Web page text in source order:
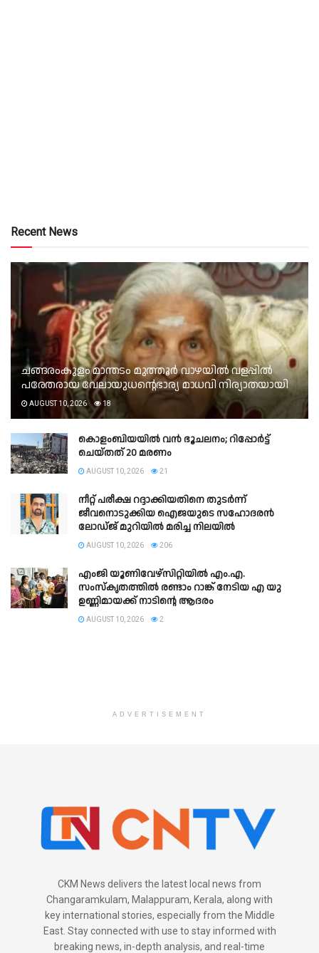
Recent News
ചങ്ങരംകുളം മാന്തടം മുത്തൂർ വാഴയിൽ വളപ്പിൽ
പരേതരായ വേലായുധന്റെഭാര്യ മാധവി നിര്യാതയായി
AUGUST 10, 2026 18
കൊളംബിയയിൽ വൻ ഭൂചലനം; റിപ്പോര്‍ട്ട്
ചെയ്തത് 20 മരണം
AUGUST 10, 2026 21
നീറ്റ് പരീക്ഷ റദ്ദാക്കിയതിനെ തുടർന്ന്
ജീവനൊടുക്കിയ ഐജയുടെ സഹോദരൻ
ലോഡ്‌ജ് മുറിയിൽ മരിച്ച നിലയിൽ
AUGUST 10, 2026 206
എംജി യൂണിവേഴ്സിറ്റിയിൽ എം.എ.
സംസ്കൃതത്തിൽ രണ്ടാം റാങ്ക് നേടിയ എ യു
ഉണ്ണിമായക്ക് നാടിന്റെ ആദരം
AUGUST 10, 2026 2
ADVERTISEMENT
CKM News delivers the latest local news from
Changaramkulam, Malappuram, Kerala, along with
key international stories, especially from the Middle
East. Stay connected with use to stay informed with
breaking news, in-depth analysis, and real-time